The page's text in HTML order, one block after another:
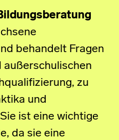
behandelt Fragen
außerschulischen
zu
und
ist eine wichtige
da sie eine